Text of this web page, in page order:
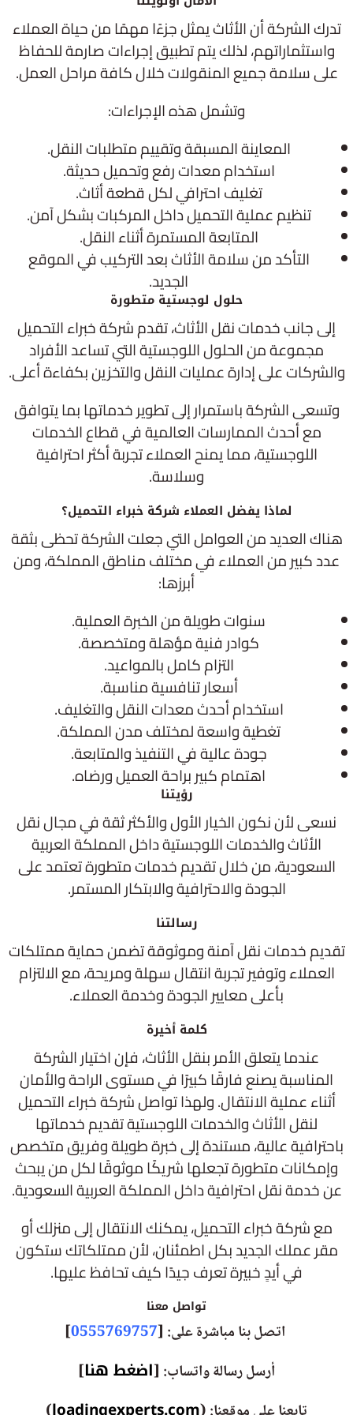
تدرك الشركة أن الأثاث يمثل جزءًا مهمًا من حياة العملاء
واستثماراتهم، لذلك يتم تطبيق إجراءات صارمة للحفاظ
على سلامة جميع المنقولات خلال كافة مراحل العمل.
وتشمل هذه الإجراءات:
المعاينة المسبقة وتقييم متطلبات النقل.
استخدام معدات رفع وتحميل حديثة.
تغليف احترافي لكل قطعة أثاث.
تنظيم عملية التحميل داخل المركبات بشكل آمن.
المتابعة المستمرة أثناء النقل.
التأكد من سلامة الأثاث بعد التركيب في الموقع
الجديد.
حلول لوجستية متطورة
إلى جانب خدمات نقل الأثاث، تقدم شركة خبراء التحميل
مجموعة من الحلول اللوجستية التي تساعد الأفراد
والشركات على إدارة عمليات النقل والتخزين بكفاءة أعلى.
وتسعى الشركة باستمرار إلى تطوير خدماتها بما يتوافق
مع أحدث الممارسات العالمية في قطاع الخدمات
اللوجستية، مما يمنح العملاء تجربة أكثر احترافية
وسلاسة.
لماذا يفضل العملاء شركة خبراء التحميل؟
هناك العديد من العوامل التي جعلت الشركة تحظى بثقة
عدد كبير من العملاء في مختلف مناطق المملكة، ومن
أبرزها:
سنوات طويلة من الخبرة العملية.
كوادر فنية مؤهلة ومتخصصة.
التزام كامل بالمواعيد.
أسعار تنافسية مناسبة.
استخدام أحدث معدات النقل والتغليف.
تغطية واسعة لمختلف مدن المملكة.
جودة عالية في التنفيذ والمتابعة.
اهتمام كبير براحة العميل ورضاه.
رؤيتنا
نسعى لأن نكون الخيار الأول والأكثر ثقة في مجال نقل
الأثاث والخدمات اللوجستية داخل المملكة العربية
السعودية، من خلال تقديم خدمات متطورة تعتمد على
الجودة والاحترافية والابتكار المستمر.
رسالتنا
تقديم خدمات نقل آمنة وموثوقة تضمن حماية ممتلكات
العملاء وتوفير تجربة انتقال سهلة ومريحة، مع الالتزام
بأعلى معايير الجودة وخدمة العملاء.
كلمة أخيرة
عندما يتعلق الأمر بنقل الأثاث، فإن اختيار الشركة
المناسبة يصنع فارقًا كبيرًا في مستوى الراحة والأمان
أثناء عملية الانتقال. ولهذا تواصل شركة خبراء التحميل
لنقل الأثاث والخدمات اللوجستية تقديم خدماتها
باحترافية عالية، مستندة إلى خبرة طويلة وفريق متخصص
وإمكانات متطورة تجعلها شريكًا موثوقًا لكل من يبحث
عن خدمة نقل احترافية داخل المملكة العربية السعودية.
مع شركة خبراء التحميل، يمكنك الانتقال إلى منزلك أو
مقر عملك الجديد بكل اطمئنان، لأن ممتلكاتك ستكون
في أيدٍ خبيرة تعرف جيدًا كيف تحافظ عليها.
تواصل معنا
اتصل بنا مباشرة على: [0555769757
]
أرسل رسالة واتساب: [اضغط هنا]